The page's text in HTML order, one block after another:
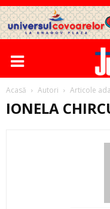
Acasă Autori Articole
IONELA